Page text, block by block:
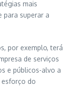
mais
para superar a
por exemplo, terá
de serviços
e públicos-alvo a
esforço do